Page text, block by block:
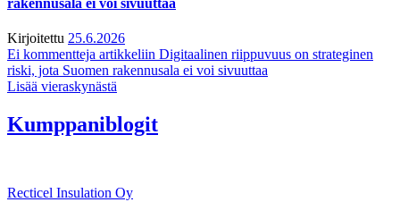
rakennusala ei voi sivuuttaa
Kirjoitettu 25.6.2026
Ei kommentteja artikkeliin Digitaalinen riippuvuus on strateginen
riski, jota Suomen rakennusala ei voi sivuuttaa
Lisää vieraskynästä
Kumppaniblogit
Recticel Insulation Oy